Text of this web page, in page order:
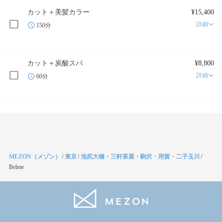
カット＋美髪カラー ¥15,400
150分 詳細
カット＋炭酸スパ ¥8,800
60分 詳細
MEZON（メゾン） /東京/池尻大橋・三軒茶屋・駒沢・用賀・二子玉川 /
Belme